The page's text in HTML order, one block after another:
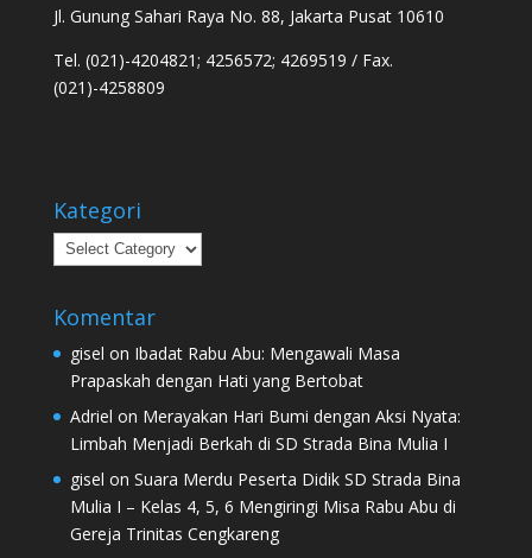
Jl. Gunung Sahari Raya No. 88, Jakarta Pusat 10610
Tel. (021)-4204821; 4256572; 4269519 / Fax.
(021)-4258809
Kategori
Kategori
Komentar
gisel on Ibadat Rabu Abu: Mengawali Masa
Prapaskah dengan Hati yang Bertobat
Adriel on Merayakan Hari Bumi dengan Aksi Nyata:
Limbah Menjadi Berkah di SD Strada Bina Mulia I
gisel on Suara Merdu Peserta Didik SD Strada Bina
Mulia I – Kelas 4, 5, 6 Mengiringi Misa Rabu Abu di
Gereja Trinitas Cengkareng